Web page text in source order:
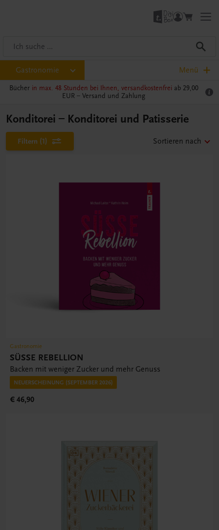
Gastronomie Menü
Bücher in max. 48 Stunden bei Ihnen, versandkostenfrei ab 29,00
EUR – Versand und Zahlung
Konditorei – Konditorei und Patisserie
Filtern (1) Sortieren nach
Gastronomie
SÜSSE REBELLION
Backen mit weniger Zucker und mehr Genuss
NEUERSCHEINUNG (SEPTEMBER 2026)
€ 46,90